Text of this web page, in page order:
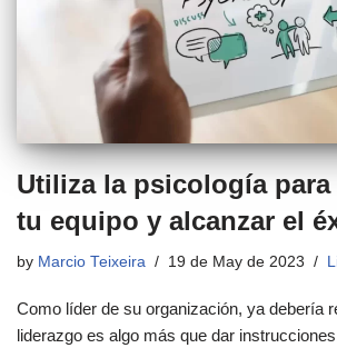
Utiliza la psicología
tu equipo y alcanzar el
by Marcio Teixeira 19 de May de 2023
Como líder de su organización, ya debería
liderazgo es algo más que dar